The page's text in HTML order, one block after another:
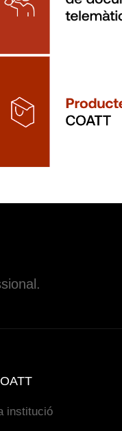
institució